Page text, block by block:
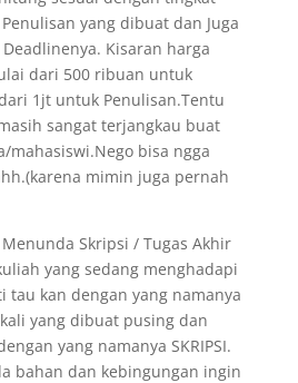
yang dibuat dan Juga
Kisaran harga
dari 500 ribuan untuk
1jt untuk Penulisan.Tentu
sangat terjangkau buat
mahasiswi.Nego bisa ngga
mimin juga pernah
Skripsi / Tugas Akhir
yang sedang menghadapi
tau kan dengan yang namanya
yang dibuat pusing dan
yang namanya SKRIPSI.
bahan dan kebingungan ingin